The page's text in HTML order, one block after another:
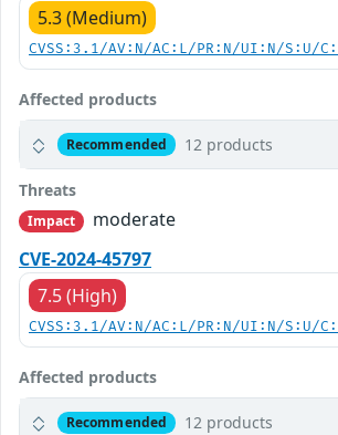
5.3 (Medium)
CVSS:3.1/AV:N/AC:L/PR:N/UI:N/S:U/
Affected products
Recommended 12 products
Threats
Impact
moderate
CVE-2024-45797
7.5 (High)
CVSS:3.1/AV:N/AC:L/PR:N/UI:N/S:U/
Affected products
Recommended 12 products